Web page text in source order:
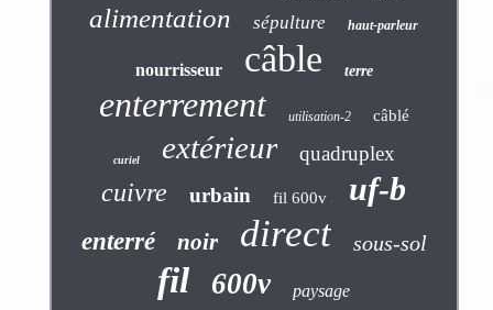
alimentation sépulture haut-parleur
nourrisseur câble terre
enterrement utilisation-2 câblé
curiel extérieur quadruplex
cuivre urbain fil 600v uf-b
enterré noir direct sous-sol
fil 600v paysage